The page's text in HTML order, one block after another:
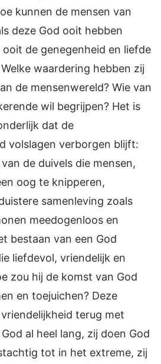
kunnen de mensen van
deze God ooit hebben
ooit de genegenheid en liefde
waardering hebben zij
de mensenwereld? Wie van
wil begrijpen? Het is
dat de
volslagen verborgen blijft:
de duivels die mensen,
oog te knipperen,
samenleving zoals
meedogenloos en
bestaan van een God
liefdevol, vriendelijk en
zou hij de komst van God
en toejuichen? Deze
terug met
al heel lang, zij doen God
tot in het extreme, zij